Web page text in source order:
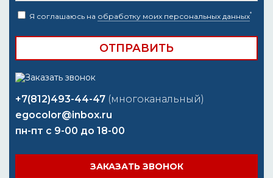
Я соглашаюсь на обработку моих персональных данных*
+7(812)493-44-47 (многоканальный)
egocolor@inbox.ru
пн-пт с 9-00 до 18-00
ЗАКАЗАТЬ ЗВОНОК